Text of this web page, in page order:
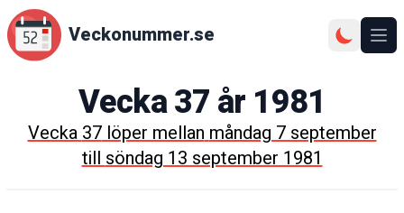
Veckonummer.se
Vecka37år 1981
Vecka37löper mellanmåndag 7 september
tillsöndag 13 september 1981